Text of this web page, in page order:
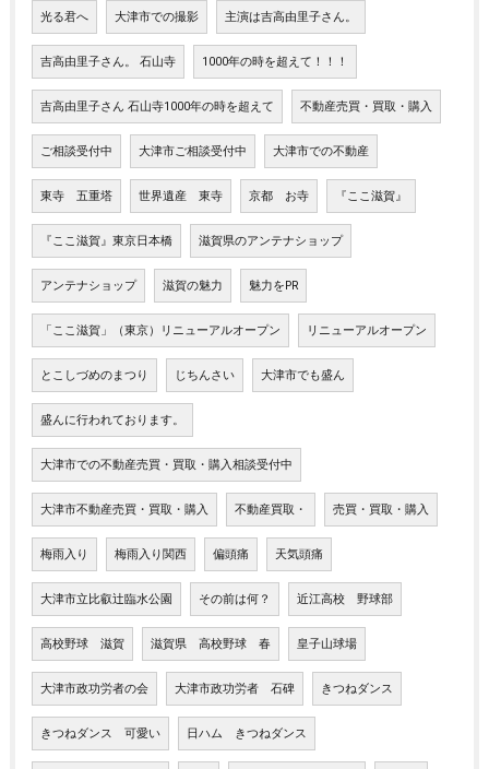
光る君へ 大津市での撮影 主演は吉高由里子さん。
吉高由里子さん。 石山寺 1000年の時を超えて！！！
吉高由里子さん 石山寺1000年の時を超えて 不動産売買・買取・購入
ご相談受付中 大津市ご相談受付中 大津市での不動産
東寺 五重塔 世界遺産 東寺 京都 お寺 『ここ滋賀』
『ここ滋賀』東京日本橋 滋賀県のアンテナショップ
アンテナショップ 滋賀の魅力 魅力をPR
「ここ滋賀」（東京）リニューアルオープン リニューアルオープン
とこしづめのまつり じちんさい 大津市でも盛ん
盛んに行われております。
大津市での不動産売買・買取・購入相談受付中
大津市不動産売買・買取・購入 不動産買取・ 売買・買取・購入
梅雨入り 梅雨入り関西 偏頭痛 天気頭痛
大津市立比叡辻臨水公園 その前は何？ 近江高校 野球部
高校野球 滋賀 滋賀県 高校野球 春 皇子山球場
大津市政功労者の会 大津市政功労者 石碑 きつねダンス
きつねダンス 可愛い 日ハム きつねダンス